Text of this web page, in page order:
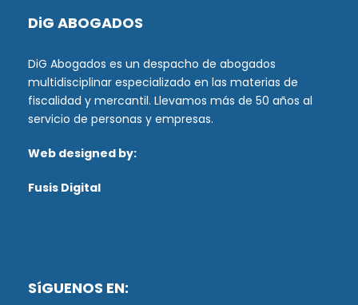
DiG ABOGADOS
DiG Abogados es un despacho de abogados
multidisciplinar especializado en las materias de
fiscalidad y mercantil. Llevamos más de 50 años al
servicio de personas y empresas.
Web designed by:
Fusis Digital
SíGUENOS EN: